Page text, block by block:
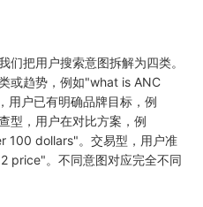
们把用户搜索意图拆解为四类。
或趋势，例如"what is ANC
用户已有明确品牌目标，例
型，用户在对比方案，例
100 dollars"。交易型，用户准
price"。不同意图对应完全不同